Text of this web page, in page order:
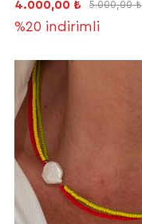
4.000,00 ₺ 5.000,00 ₺
%20 indirimli